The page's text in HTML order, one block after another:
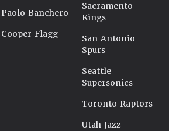
Paolo Banchero
Cooper Flagg
Sacramento
Kings
San Antonio
Spurs
Seattle
Supersonics
Toronto Raptors
Utah Jazz